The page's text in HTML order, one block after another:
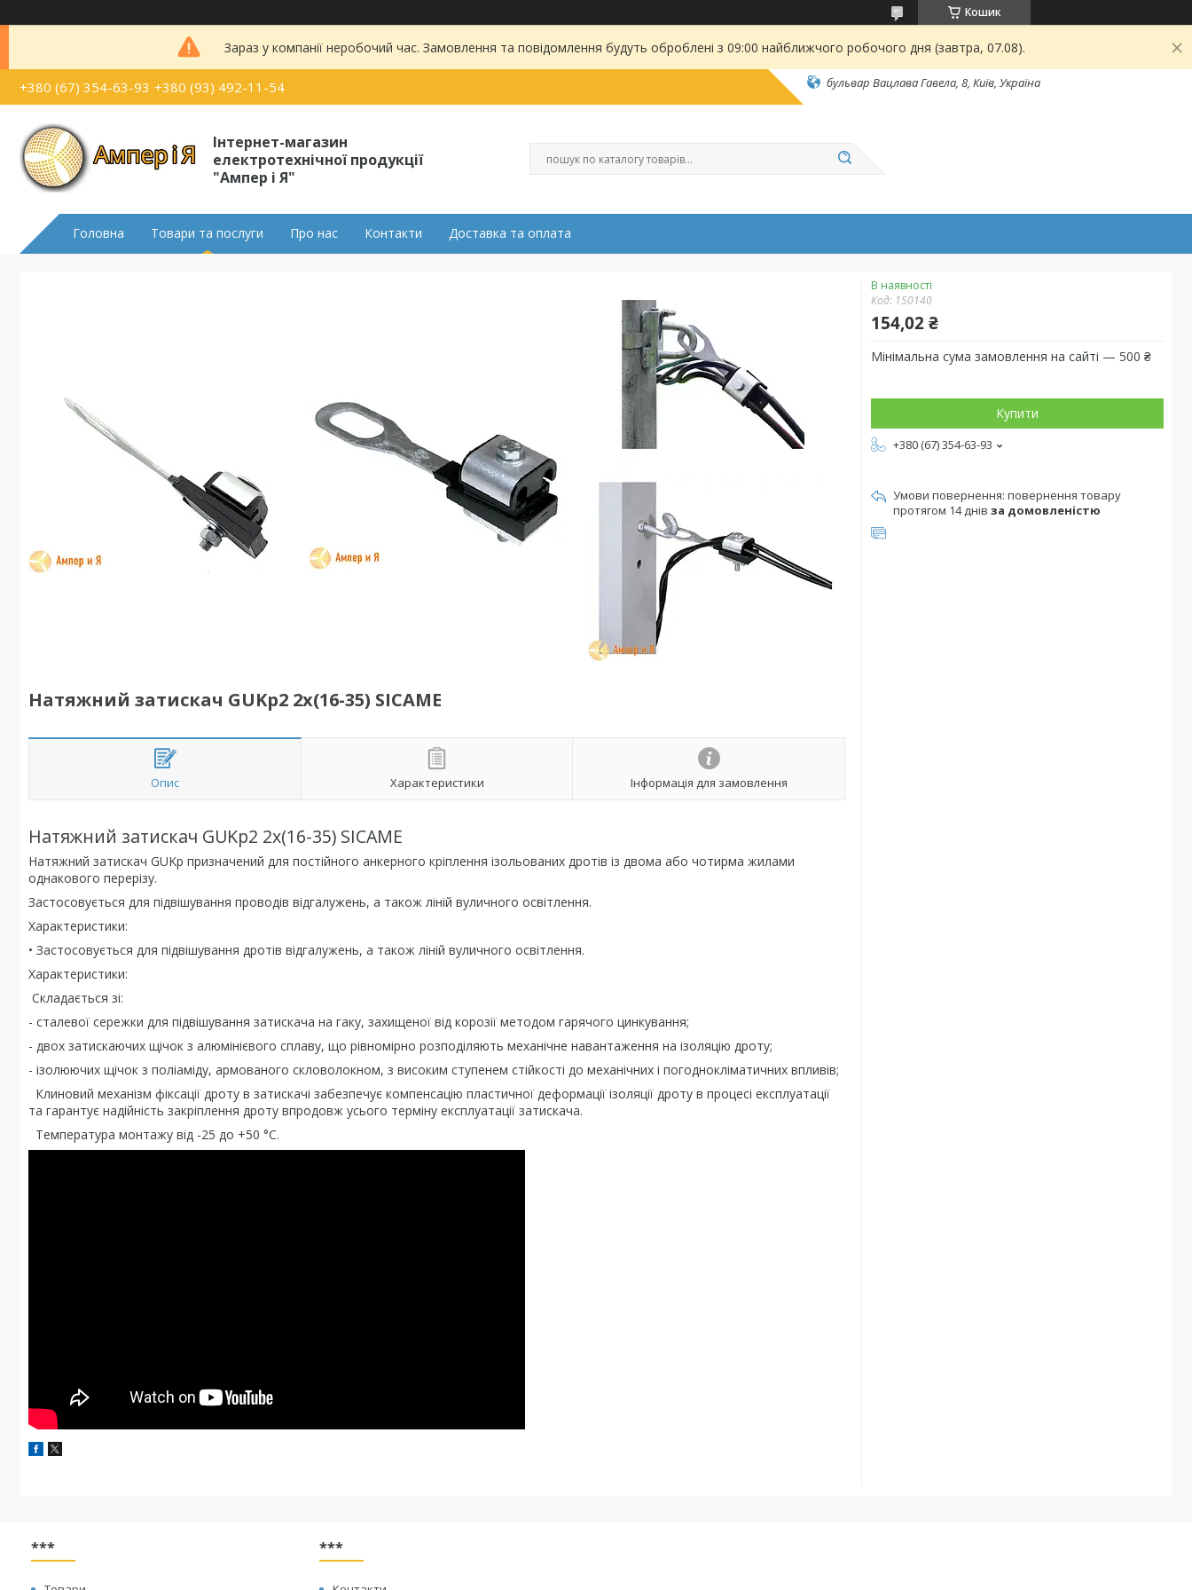
Кошик
Зараз у компанії неробочий час. Замовлення та повідомлення будуть оброблені з 09:00 найближчого робочого дня (завтра, 07.08).
+380 (67) 354-63-93 +380 (93) 492-11-54 бульвар Вацлава Гавела, 8, Київ, Україна
Інтернет-магазин
електротехнічної продукції
"Ампер і Я"
Головна Товари та послуги Про нас Контакти Доставка та оплата
Натяжний затискач GUKp2 2x(16-35) SICAME
Опис Характеристики Інформація для замовлення
Натяжний затискач GUKp2 2x(16-35) SICAME
Натяжний затискач GUKp призначений для постійного анкерного кріплення ізольованих дротів із двома або чотирма жилами
однакового перерізу.
Застосовується для підвішування проводів відгалужень, а також ліній вуличного освітлення.
Характеристики:
• Застосовується для підвішування дротів відгалужень, а також ліній вуличного освітлення.
Характеристики:
Складається зі:
- сталевої сережки для підвішування затискача на гаку, захищеної від корозії методом гарячого цинкування;
- двох затискаючих щічок з алюмінієвого сплаву, що рівномірно розподіляють механічне навантаження на ізоляцію дроту;
- ізолюючих щічок з поліаміду, армованого скловолокном, з високим ступенем стійкості до механічних і погоднокліматичних впливів;
Клиновий механізм фіксації дроту в затискачі забезпечує компенсацію пластичної деформації ізоляції дроту в процесі експлуатації
та гарантує надійність закріплення дроту впродовж усього терміну експлуатації затискача.
Температура монтажу від -25 до +50 °С.
В наявності
Код: 150140
154,02 ₴
Мінімальна сума замовлення на сайті — 500 ₴
Купити
+380 (67) 354-63-93
повернення товару
протягом 14 днів за домовленістю
*** ***